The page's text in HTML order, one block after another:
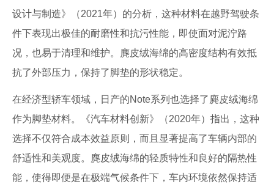
设计与制造》（2021年）的分析，这种材料在越野驾驶条
件下表现出极佳的耐磨性和抗污性能，即使面对泥泞路
况，也易于清理和维护。麂皮绒海绵的高密度结构有效抵
抗了外部压力，保持了脚垫的形状稳定。
在经济型轿车领域，日产的Note系列也选择了麂皮绒海绵
作为脚垫材料。《汽车材料创新》（2020年）指出，这种
选择不仅符合成本效益原则，而且显著提高了车辆内部的
舒适性和美观度。麂皮绒海绵的轻质特性和良好的隔热性
能，使得即便是在极端气候条件下，车内环境依然保持适